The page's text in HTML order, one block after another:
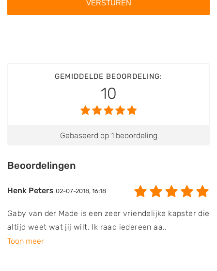
GEMIDDELDE BEOORDELING:
10
Gebaseerd op 1 beoordeling
Beoordelingen
Henk Peters 02-07-2018, 16:18
Gaby van der Made is een zeer vriendelijke kapster die
altijd weet wat jij wilt. Ik raad iedereen aa..
Toon meer